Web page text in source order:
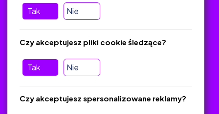
Baza materiałów dydaktycznych
Jak zostać autorem
Tak Nie
Tak Nie
Czy akceptujesz pliki cookie śledzące?
Czy akceptujesz spersonalizowane reklamy?